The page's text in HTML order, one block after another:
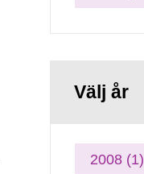
Välj år
2008 (1)